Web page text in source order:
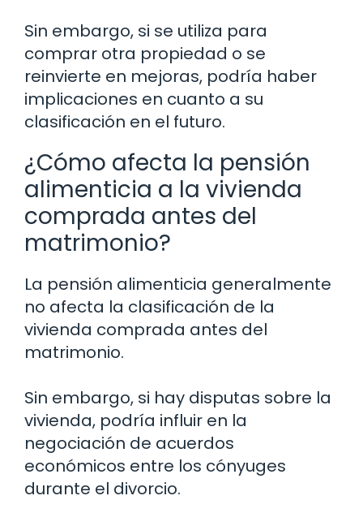
Sin embargo, si se utiliza para
comprar otra propiedad o se
reinvierte en mejoras, podría haber
implicaciones en cuanto a su
clasificación en el futuro.
¿Cómo afecta la pensión
alimenticia a la vivienda
comprada antes del
matrimonio?
La pensión alimenticia generalmente
no afecta la clasificación de la
vivienda comprada antes del
matrimonio.
Sin embargo, si hay disputas sobre la
vivienda, podría influir en la
negociación de acuerdos
económicos entre los cónyuges
durante el divorcio.